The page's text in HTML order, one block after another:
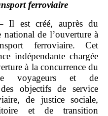
ferroviaire
Il est créé, auprès du
national de l’ouverture à
ferroviaire. Cet
indépendante chargée
à la concurrence du
voyageurs et de
objectifs de service
de justice sociale,
et de transition